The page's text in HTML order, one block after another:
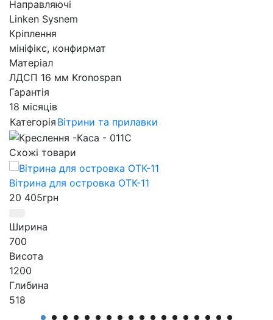
Направляючі
Linken Sysnem
Кріплення
мініфікс, конфирмат
Матеріал
ЛДСП 16 мм Kronospan
Гарантія
18 місяців
Категорія Вітрини та прилавки
Схожі товари
Вітрина для островка ОТК-11
20 405грн
Ширина
700
Висота
1200
Глибина
518
Виробник